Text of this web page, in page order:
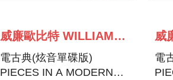
威廉歐比特 WILLIAM ORBIT
電古典(炫音單碟版)
PIECES IN A MODERN
電